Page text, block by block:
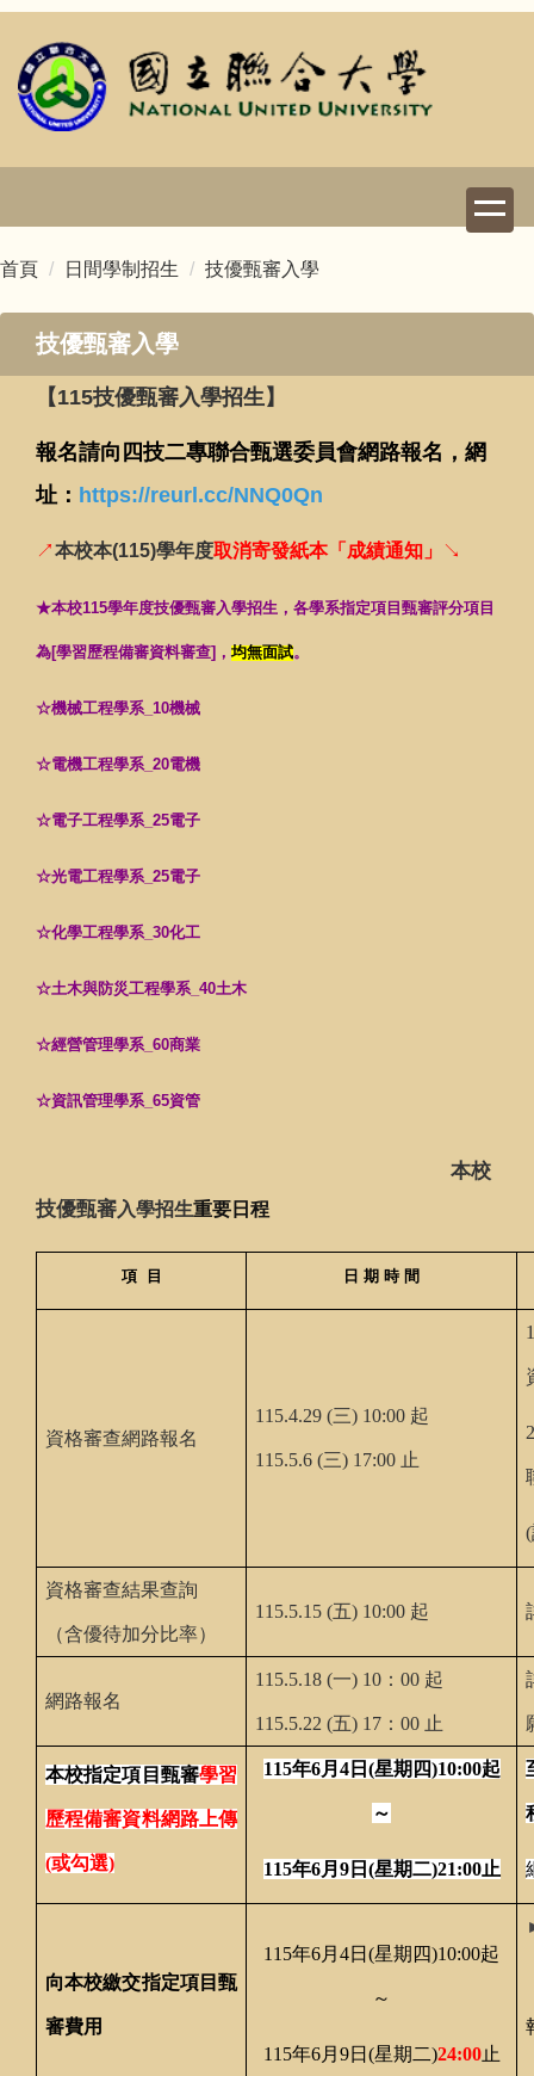
跳
主
要
首頁 日間學制招生 技優甄審入學
技優甄審入學
【115技優甄審入學招生】
報名請向四技二專聯合甄選委員會網路報名，網
址： https://reurl.cc/NNQ0Qn
↗本校本(115)學年度取消寄發紙本「成績通知」 ↘
★本校115學年度技優甄審入學招生，各學系指定項目甄審評分項目
為[學習歷程備審資料審查]， 均無面試。
☆機械工程學系_10機械
☆電機工程學系_20電機
☆電子工程學系_25電子
☆光電工程學系_25電子
☆化學工程學系_30化工
☆土木與防災工程學系_40土木
☆經營管理學系_60商業
☆資訊管理學系_65資管
本校
技優甄審入學招生重要日程
項 目 日 期 時 間
資格審查網路報名
115.4.29 (三) 10:00 起
115.5.6 (三) 17:00 止
資格審查結果查詢
（含優待加分比率）
115.5.15 (五) 10:00 起
網路報名
115.5.18 (一) 10：00 起
115.5.22 (五) 17：00 止
本校指定項目甄審學習
歷程備審資料網路上傳
(或勾選)
115年6月4日(星期四)10:00起
～
115年6月9日(星期二)21:00止
向本校繳交指定項目甄
審費用
115年6月4日(星期四)10:00起
～
115年6月9日(星期二)24:00止